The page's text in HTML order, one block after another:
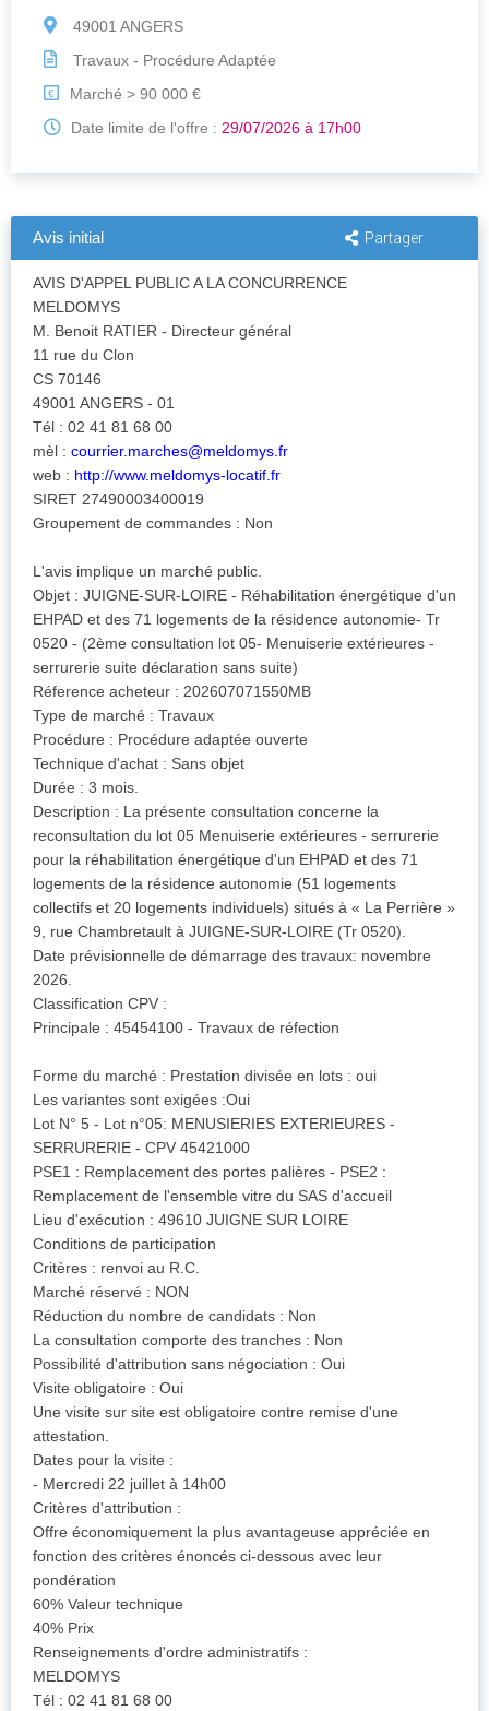
49001 ANGERS
Travaux - Procédure Adaptée
€
Marché > 90 000 €
Date limite de l'offre : 29/07/2026 à 17h00
Avis initial Partager
AVIS D'APPEL PUBLIC A LA CONCURRENCE
MELDOMYS
M. Benoit RATIER - Directeur général
11 rue du Clon
CS 70146
49001 ANGERS - 01
Tél : 02 41 81 68 00
mèl : courrier.marches@meldomys.fr
web : http://www.meldomys-locatif.fr
SIRET 27490003400019
Groupement de commandes : Non
L'avis implique un marché public.
Objet : JUIGNE-SUR-LOIRE - Réhabilitation énergétique d'un
EHPAD et des 71 logements de la résidence autonomie- Tr
0520 - (2ème consultation lot 05- Menuiserie extérieures -
serrurerie suite déclaration sans suite)
Réference acheteur : 202607071550MB
Type de marché : Travaux
Procédure : Procédure adaptée ouverte
Technique d'achat : Sans objet
Durée : 3 mois.
Description : La présente consultation concerne la
reconsultation du lot 05 Menuiserie extérieures - serrurerie
pour la réhabilitation énergétique d'un EHPAD et des 71
logements de la résidence autonomie (51 logements
collectifs et 20 logements individuels) situés à « La Perrière »
9, rue Chambretault à JUIGNE-SUR-LOIRE (Tr 0520).
Date prévisionnelle de démarrage des travaux: novembre
2026.
Classification CPV :
Principale : 45454100 - Travaux de réfection
Forme du marché : Prestation divisée en lots : oui
Les variantes sont exigées :Oui
Lot N° 5 - Lot n°05: MENUSIERIES EXTERIEURES -
SERRURERIE - CPV 45421000
PSE1 : Remplacement des portes palières - PSE2 :
Remplacement de l'ensemble vitre du SAS d'accueil
Lieu d'exécution : 49610 JUIGNE SUR LOIRE
Conditions de participation
Critères : renvoi au R.C.
Marché réservé : NON
Réduction du nombre de candidats : Non
La consultation comporte des tranches : Non
Possibilité d'attribution sans négociation : Oui
Visite obligatoire : Oui
Une visite sur site est obligatoire contre remise d'une
attestation.
Dates pour la visite :
- Mercredi 22 juillet à 14h00
Critères d'attribution :
Offre économiquement la plus avantageuse appréciée en
fonction des critères énoncés ci-dessous avec leur
pondération
60% Valeur technique
40% Prix
Renseignements d'ordre administratifs :
MELDOMYS
Tél : 02 41 81 68 00